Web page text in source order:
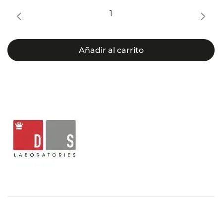
DANDRENE
EXFOLIANTE
ANTICASPA
Añadir al carrito